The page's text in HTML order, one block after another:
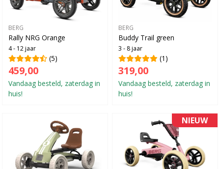
BERG
Rally NRG Orange
4 - 12 jaar
(5)
459,00
Vandaag besteld, zaterdag in
huis!
BERG
Buddy Trail green
3 - 8 jaar
(1)
319,00
Vandaag besteld, zaterdag in
huis!
NIEUW